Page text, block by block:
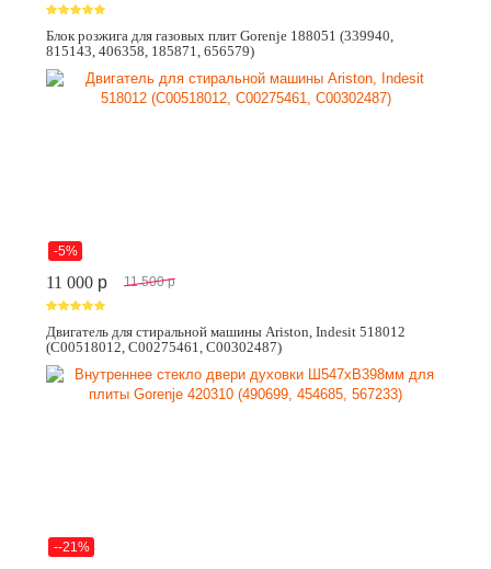
Блок розжига для газовых плит Gorenje 188051 (339940,
815143, 406358, 185871, 656579)
-5%
11 000 p 11 500 p
Двигатель для стиральной машины Ariston, Indesit 518012
(C00518012, C00275461, C00302487)
--21%